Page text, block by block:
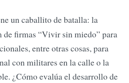
un caballito de batalla: la
de firmas “Vivir sin miedo” para
entre otras cosas, para
con militares en la calle o la
¿Cómo evalúa el desarrollo de